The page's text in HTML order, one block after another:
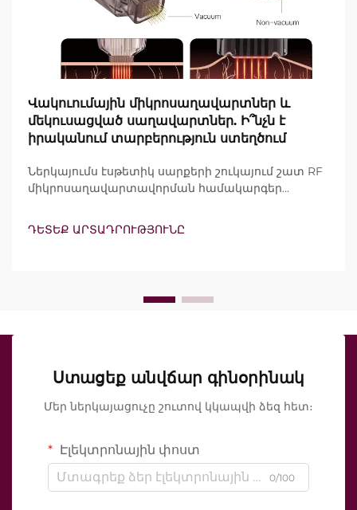
Վակուումային միկրոսաղավարտներ և
մեկուսացված սաղավարտներ. Ի՞նչն է
իրականում տարբերություն ստեղծում
Ներկայումս էսթետիկ սարքերի շուկայում շատ RF
միկրոսաղավարտավորման համակարգեր
տեխնոլոգիա և մեկուսացված սաղավարտներ:
Սակայն իրական հարցը ոչ թե այն է, թե արդյոք
ԴԵՏԵՔ ԱՐՏԱԴՐՈՒԹՅՈՒՆԸ
Ստացեք անվճար գինօրինակ
Մեր ներկայացուչը շուտով կկապվի ձեզ հետ։
Էլեկտրոնային փոստ
0/100